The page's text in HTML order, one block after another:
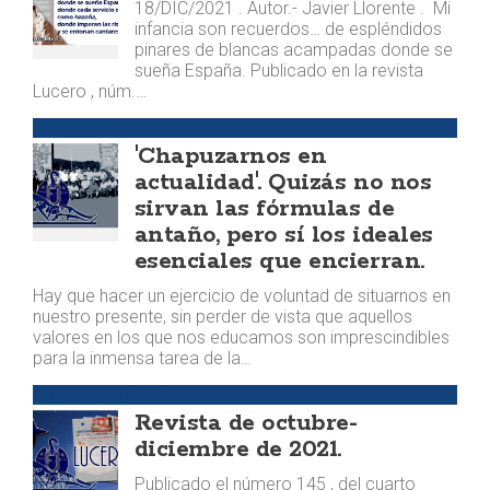
18/DIC/2021 . Autor.- Javier Llorente . Mi
infancia son recuerdos… de espléndidos
pinares de blancas acampadas donde se
sueña España. Publicado en la revista
Lucero , núm.…
'Chapuzarnos en
actualidad'. Quizás no nos
sirvan las fórmulas de
antaño, pero sí los ideales
esenciales que encierran.
Hay que hacer un ejercicio de voluntad de situarnos en
nuestro presente, sin perder de vista que aquellos
valores en los que nos educamos son imprescindibles
para la inmensa tarea de la…
Revista de octubre-
diciembre de 2021.
Publicado el número 145 , del cuarto